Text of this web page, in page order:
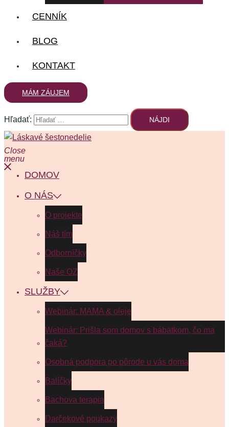
CENNÍK
BLOG
KONTAKT
MÁM ZÁUJEM
Hľadať:
Close
menu
DOMOV
O NÁS
O projekte
Náš tím
Odborníčky
Naše OZ
SLUŽBY
Webinár: MAMA & oleje
Webinár: Prišla som domov s bábätkom, čo ma
čaká?
Osobná podpora po pôrode u vás doma
Balíčky
Bachova terapia
Darčekové poukazy